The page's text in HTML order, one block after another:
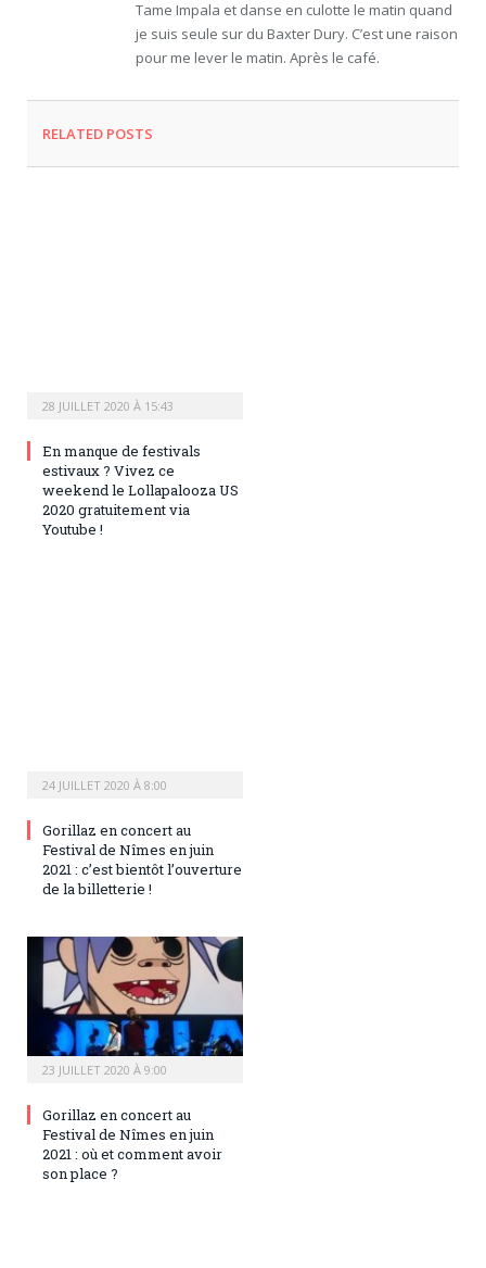
Tame Impala et danse en culotte le matin quand
je suis seule sur du Baxter Dury. C’est une raison
pour me lever le matin. Après le café.
RELATED POSTS
28 JUILLET 2020 À 15:43
En manque de festivals
estivaux ? Vivez ce
weekend le Lollapalooza US
2020 gratuitement via
Youtube !
24 JUILLET 2020 À 8:00
Gorillaz en concert au
Festival de Nîmes en juin
2021 : c’est bientôt l’ouverture
de la billetterie !
23 JUILLET 2020 À 9:00
Gorillaz en concert au
Festival de Nîmes en juin
2021 : où et comment avoir
son place ?